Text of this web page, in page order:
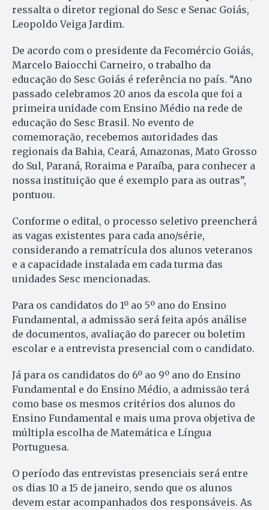
ressalta o diretor regional do Sesc e Senac Goiás,
Leopoldo Veiga Jardim.
De acordo com o presidente da Fecomércio Goiás,
Marcelo Baiocchi Carneiro, o trabalho da
educação do Sesc Goiás é referência no país. “Ano
passado celebramos 20 anos da escola que foi a
primeira unidade com Ensino Médio na rede de
educação do Sesc Brasil. No evento de
comemoração, recebemos autoridades das
regionais da Bahia, Ceará, Amazonas, Mato Grosso
do Sul, Paraná, Roraima e Paraíba, para conhecer a
nossa instituição que é exemplo para as outras”,
pontuou.
Conforme o edital, o processo seletivo preencherá
as vagas existentes para cada ano/série,
considerando a rematrícula dos alunos veteranos
e a capacidade instalada em cada turma das
unidades Sesc mencionadas.
Para os candidatos do 1º ao 5º ano do Ensino
Fundamental, a admissão será feita após análise
de documentos, avaliação do parecer ou boletim
escolar e a entrevista presencial com o candidato.
Já para os candidatos do 6º ao 9º ano do Ensino
Fundamental e do Ensino Médio, a admissão terá
como base os mesmos critérios dos alunos do
Ensino Fundamental e mais uma prova objetiva de
múltipla escolha de Matemática e Língua
Portuguesa.
O período das entrevistas presenciais será entre
os dias 10 a 15 de janeiro, sendo que os alunos
devem estar acompanhados dos responsáveis. As